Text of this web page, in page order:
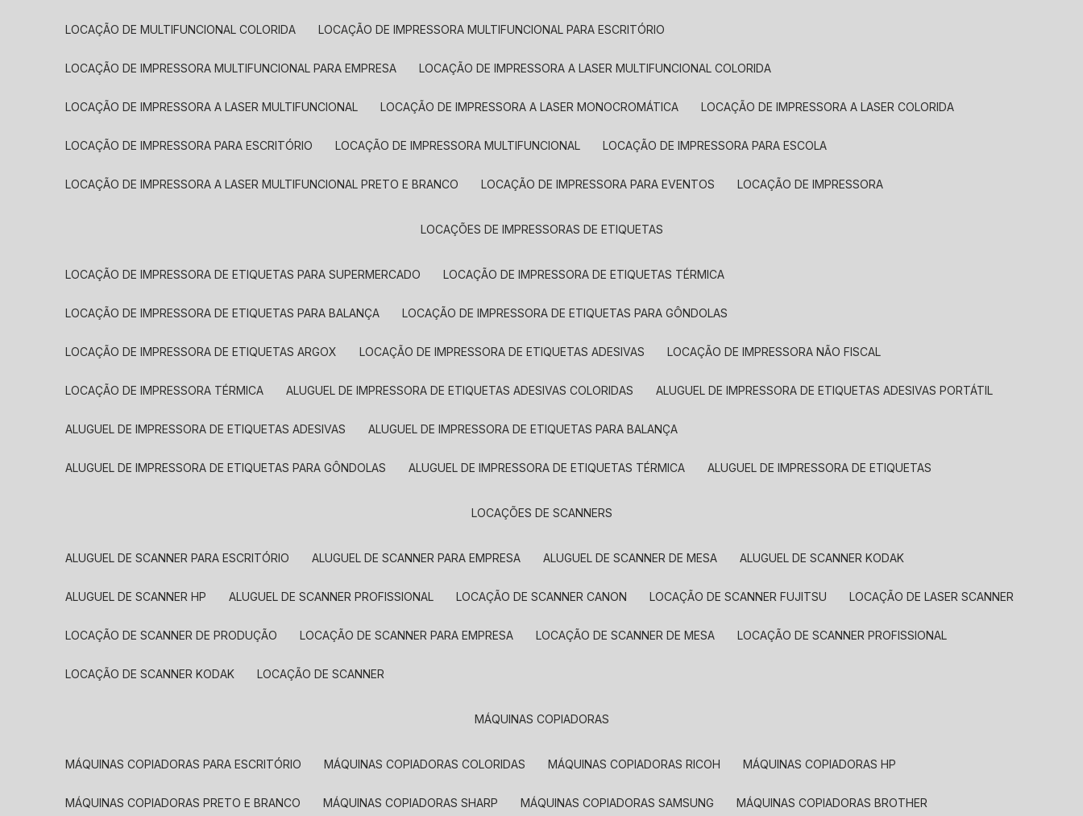
LOCAÇÃO DE MULTIFUNCIONAL COLORIDA LOCAÇÃO DE IMPRESSORA MULTIFUNCIONAL PARA ESCRITÓRIO
LOCAÇÃO DE IMPRESSORA MULTIFUNCIONAL PARA EMPRESA LOCAÇÃO DE IMPRESSORA A LASER MULTIFUNCIONAL COLORIDA
LOCAÇÃO DE IMPRESSORA A LASER MULTIFUNCIONAL LOCAÇÃO DE IMPRESSORA A LASER MONOCROMÁTICA LOCAÇÃO DE IMPRESSORA A LASER COLORIDA
LOCAÇÃO DE IMPRESSORA PARA ESCRITÓRIO LOCAÇÃO DE IMPRESSORA MULTIFUNCIONAL LOCAÇÃO DE IMPRESSORA PARA ESCOLA
LOCAÇÃO DE IMPRESSORA A LASER MULTIFUNCIONAL PRETO E BRANCO LOCAÇÃO DE IMPRESSORA PARA EVENTOS LOCAÇÃO DE IMPRESSORA
LOCAÇÕES DE IMPRESSORAS DE ETIQUETAS
LOCAÇÃO DE IMPRESSORA DE ETIQUETAS PARA SUPERMERCADO LOCAÇÃO DE IMPRESSORA DE ETIQUETAS TÉRMICA
LOCAÇÃO DE IMPRESSORA DE ETIQUETAS PARA BALANÇA LOCAÇÃO DE IMPRESSORA DE ETIQUETAS PARA GÔNDOLAS
LOCAÇÃO DE IMPRESSORA DE ETIQUETAS ARGOX LOCAÇÃO DE IMPRESSORA DE ETIQUETAS ADESIVAS LOCAÇÃO DE IMPRESSORA NÃO FISCAL
LOCAÇÃO DE IMPRESSORA TÉRMICA ALUGUEL DE IMPRESSORA DE ETIQUETAS ADESIVAS COLORIDAS ALUGUEL DE IMPRESSORA DE ETIQUETAS ADESIVAS PORTÁTIL
ALUGUEL DE IMPRESSORA DE ETIQUETAS ADESIVAS ALUGUEL DE IMPRESSORA DE ETIQUETAS PARA BALANÇA
ALUGUEL DE IMPRESSORA DE ETIQUETAS PARA GÔNDOLAS ALUGUEL DE IMPRESSORA DE ETIQUETAS TÉRMICA ALUGUEL DE IMPRESSORA DE ETIQUETAS
LOCAÇÕES DE SCANNERS
ALUGUEL DE SCANNER PARA ESCRITÓRIO ALUGUEL DE SCANNER PARA EMPRESA ALUGUEL DE SCANNER DE MESA ALUGUEL DE SCANNER KODAK
ALUGUEL DE SCANNER HP ALUGUEL DE SCANNER PROFISSIONAL LOCAÇÃO DE SCANNER CANON LOCAÇÃO DE SCANNER FUJITSU LOCAÇÃO DE LASER SCANNER
LOCAÇÃO DE SCANNER DE PRODUÇÃO LOCAÇÃO DE SCANNER PARA EMPRESA LOCAÇÃO DE SCANNER DE MESA LOCAÇÃO DE SCANNER PROFISSIONAL
LOCAÇÃO DE SCANNER KODAK LOCAÇÃO DE SCANNER
MÁQUINAS COPIADORAS
MÁQUINAS COPIADORAS PARA ESCRITÓRIO MÁQUINAS COPIADORAS COLORIDAS MÁQUINAS COPIADORAS RICOH MÁQUINAS COPIADORAS HP
MÁQUINAS COPIADORAS PRETO E BRANCO MÁQUINAS COPIADORAS SHARP MÁQUINAS COPIADORAS SAMSUNG MÁQUINAS COPIADORAS BROTHER